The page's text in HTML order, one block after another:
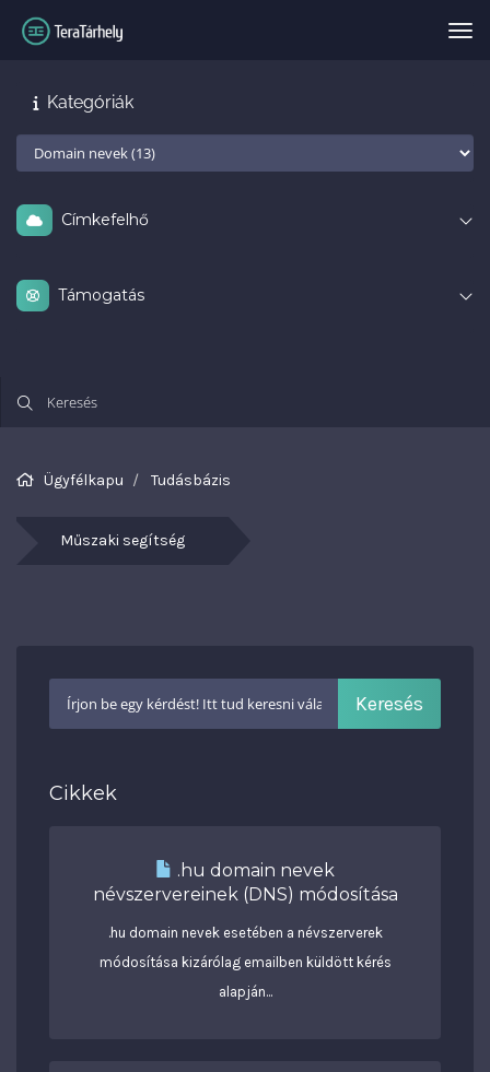
Kategóriák
Címkefelhő
Támogatás
Ügyfélkapu Tudásbázis
Műszaki segítség
Cikkek
.hu domain nevek
névszervereinek (DNS) módosítása
.hu domain nevek esetében a névszerverek
módosítása kizárólag emailben küldött kérés
alapján...